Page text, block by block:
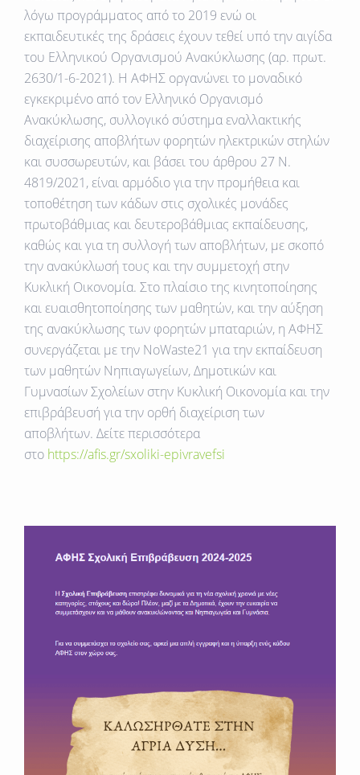
λόγω προγράμματος από το 2019 ενώ οι
εκπαιδευτικές της δράσεις έχουν τεθεί υπό την αιγίδα
του Ελληνικού Οργανισμού Ανακύκλωσης (αρ. πρωτ.
2630/1-6-2021). Η ΑΦΗΣ οργανώνει το μοναδικό
εγκεκριμένο από τον Ελληνικό Οργανισμό
Ανακύκλωσης, συλλογικό σύστημα εναλλακτικής
διαχείρισης αποβλήτων φορητών ηλεκτρικών στηλών
και συσσωρευτών, και βάσει του άρθρου 27 Ν.
4819/2021, είναι αρμόδιο για την προμήθεια και
τοποθέτηση των κάδων στις σχολικές μονάδες
πρωτοβάθμιας και δευτεροβάθμιας εκπαίδευσης,
καθώς και για τη συλλογή των αποβλήτων, με σκοπό
την ανακύκλωσή τους και την συμμετοχή στην
Κυκλική Οικονομία. Στο πλαίσιο της κινητοποίησης
και ευαισθητοποίησης των μαθητών, και την αύξηση
της ανακύκλωσης των φορητών μπαταριών, η ΑΦΗΣ
συνεργάζεται με την NoWaste21 για την εκπαίδευση
των μαθητών Νηπιαγωγείων, Δημοτικών και
Γυμνασίων Σχολείων στην Κυκλική Οικονομία και την
επιβράβευσή για την ορθή διαχείριση των
αποβλήτων. Δείτε περισσότερα
στο https://afis.gr/sxoliki-epivravefsi